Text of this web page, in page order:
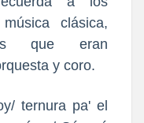
clásica,
que eran
y coro.
ternura pa' el